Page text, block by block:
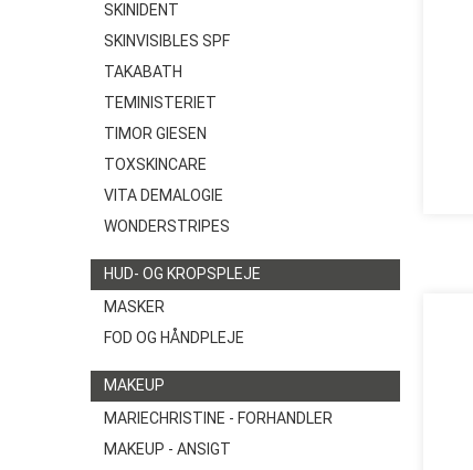
SKINIDENT
SKINVISIBLES SPF
TAKABATH
TEMINISTERIET
TIMOR GIESEN
TOXSKINCARE
VITA DEMALOGIE
WONDERSTRIPES
HUD- OG KROPSPLEJE
MASKER
FOD OG HÅNDPLEJE
MAKEUP
MARIECHRISTINE - FORHANDLER
MAKEUP - ANSIGT